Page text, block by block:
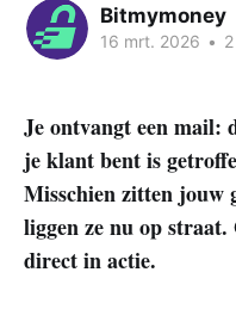
Bitmymoney
16 mrt. 2026 •
Je ontvangt een mail:
je klant bent is
Misschien zitten jouw
liggen ze nu op
direct in actie.